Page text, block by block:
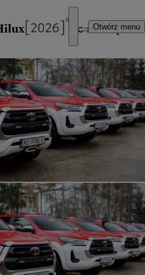
Otwórz menu
rozpoczęło służbę